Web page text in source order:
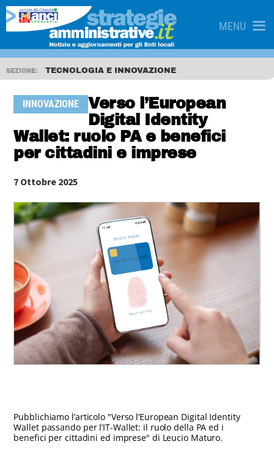
MENU
SEZIONE: TECNOLOGIA E INNOVAZIONE
INNOVAZIONE
Verso l’European
Digital Identity
Wallet: ruolo PA e benefici
per cittadini e imprese
7 Ottobre 2025
Pubblichiamo l’articolo "Verso l’European Digital Identity
Wallet passando per l’IT-Wallet: il ruolo della PA ed i
benefici per cittadini ed imprese" di Leucio Maturo.